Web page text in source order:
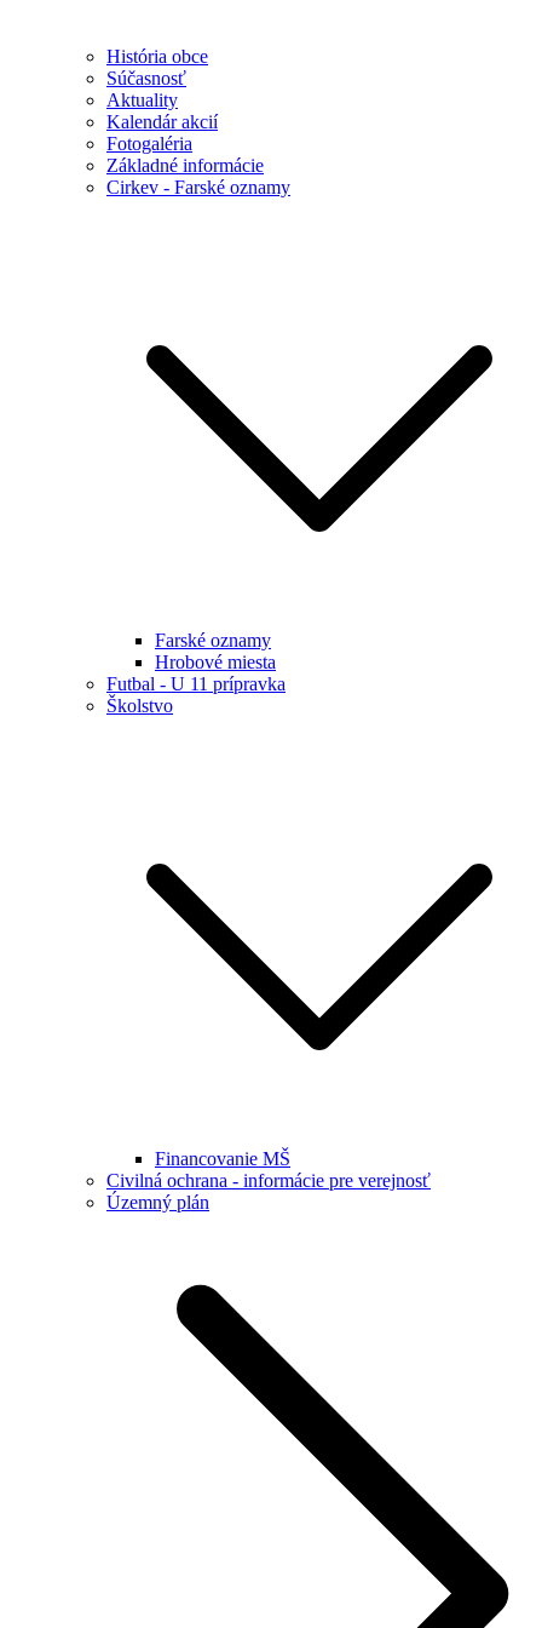
História obce
Súčasnosť
Aktuality
Kalendár akcií
Fotogaléria
Základné informácie
Cirkev - Farské oznamy
Farské oznamy
Hrobové miesta
Futbal - U 11 prípravka
Školstvo
Financovanie MŠ
Civilná ochrana - informácie pre verejnosť
Územný plán